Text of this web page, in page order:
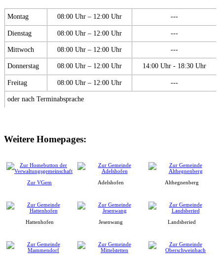
Montag 08:00 Uhr – 12:00 Uhr ---
Dienstag 08:00 Uhr – 12:00 Uhr ---
Mittwoch 08:00 Uhr – 12:00 Uhr ---
Donnerstag 08:00 Uhr – 12:00 Uhr 14:00 Uhr - 18:30 Uhr
Freitag 08:00 Uhr – 12:00 Uhr ---
oder nach Terminabsprache
Weitere Homepages:
Zur VGem Adelshofen Althegnenberg
Hattenhofen Jesenwang Landsberied